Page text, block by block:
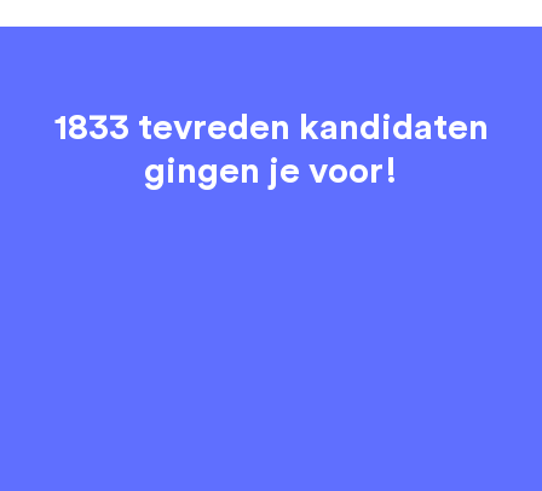
1833 tevreden kandidaten
gingen je voor!